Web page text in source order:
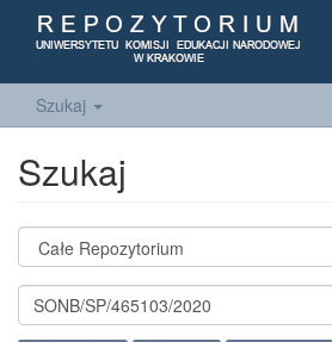
Szukaj
Szukaj